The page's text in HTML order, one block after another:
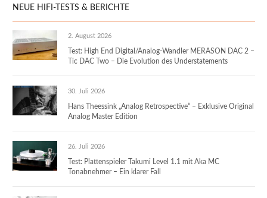
NEUE HIFI-TESTS & BERICHTE
2. August 2026
Test: High End Digital/Analog-Wandler MERASON DAC 2 –
Tic DAC Two – Die Evolution des Understatements
30. Juli 2026
Hans Theessink „Analog Retrospective“ – Exklusive Original
Analog Master Edition
26. Juli 2026
Test: Plattenspieler Takumi Level 1.1 mit Aka MC
Tonabnehmer – Ein klarer Fall